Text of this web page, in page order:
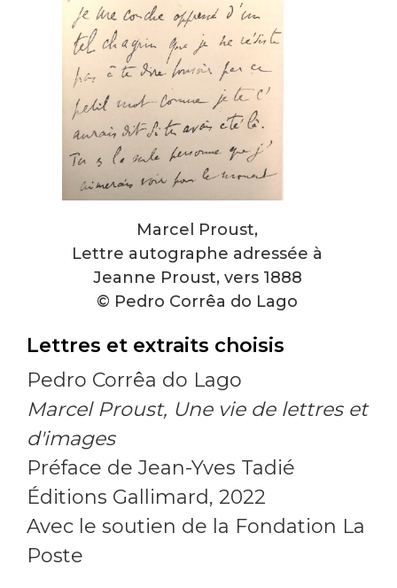
Lettres et extraits choisis
Pedro Corrêa do Lago
Marcel Proust, Une vie de lettres et
d'images
Préface de Jean-Yves Tadié
Éditions Gallimard, 2022
Avec le soutien de la Fondation La
Poste
Marcel Proust,
Lettre autographe adressée à
Jeanne Proust, vers 1888
© Pedro Corrêa do Lago